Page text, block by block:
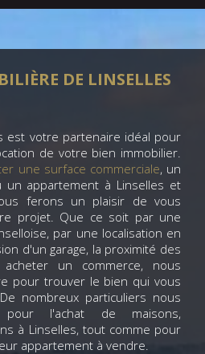
DE LINSELLES
est votre partenaire idéal pour
de votre bien immobilier.
une surface commerciale, un
appartement à Linselles et
ferons un plaisir de vous
projet. Que ce soit par une
par une localisation en
d'un garage, la proximité des
un commerce, nous
pour trouver le bien qui vous
nombreux particuliers nous
l'achat de maisons,
à Linselles, tout comme pour
appartement à vendre.